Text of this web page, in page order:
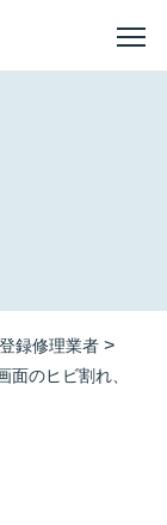
録修理業者 >
面のヒビ割れ、